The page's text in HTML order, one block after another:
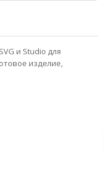
и Studio для
изделие,